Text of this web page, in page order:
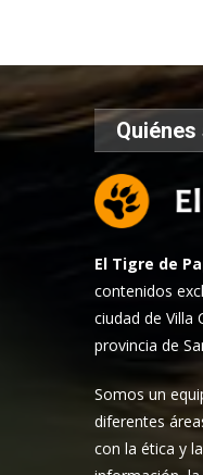
El Tigre de
contenidos
ciudad de Villa
provincia de
Somos un
diferentes
con la ética y